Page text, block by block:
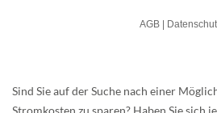
Sind Sie auf der Suche nach einer
Stromkosten zu sparen? Haben Sie sich